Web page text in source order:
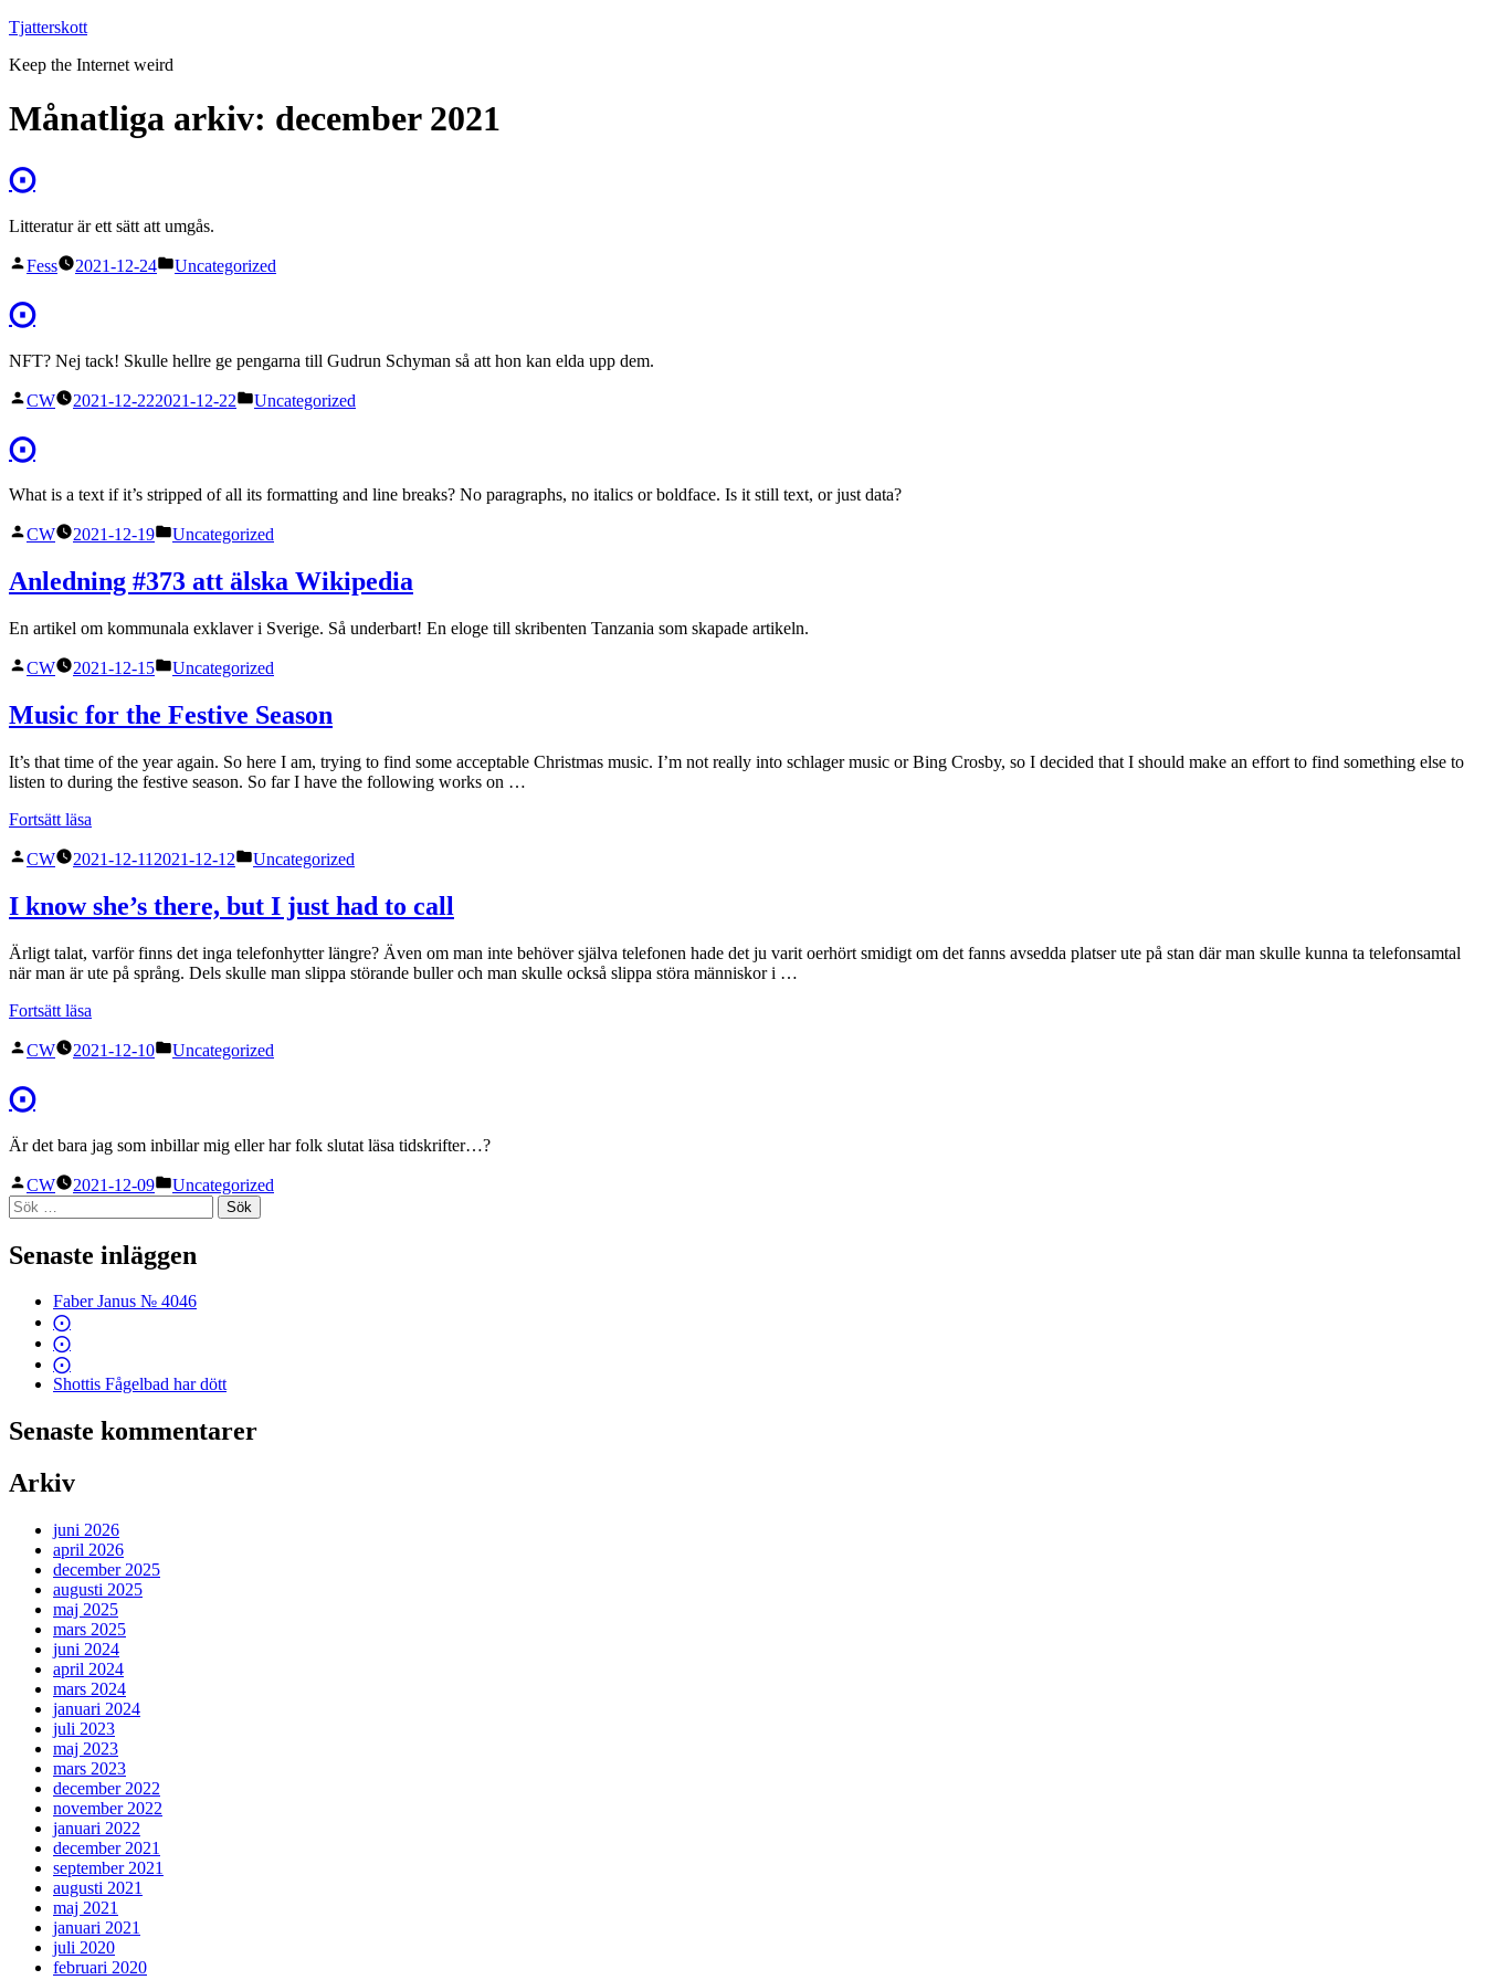
Hoppa
innehåll
Tjatterskott
Keep the Internet weird
Månatliga arkiv: december 2021
⨀
Litteratur är ett sätt att umgås.
Publicerat
Fess 2021-12-24
Publicerat
Uncategorized
⨀
NFT? Nej tack! Skulle hellre ge pengarna till Gudrun Schyman så att hon kan elda upp dem.
Publicerat
CW 2021-12-222021-12-22
Publicerat
Uncategorized
⨀
What is a text if it’s stripped of all its formatting and line breaks? No paragraphs, no italics or boldface. Is it still text, or just data?
Publicerat
CW 2021-12-19
Publicerat
Uncategorized
Anledning #373 att älska Wikipedia
En artikel om kommunala exklaver i Sverige. Så underbart! En eloge till skribenten Tanzania som skapade artikeln.
Publicerat
CW 2021-12-15
Publicerat
Uncategorized
Music for the Festive Season
It’s that time of the year again. So here I am, trying to find some acceptable Christmas music. I’m not really into schlager music or Bing Crosby, so I decided that I should make an effort to find something else to
listen to during the festive season. So far I have the following works on …
Fortsätt läsa
the
Season”
Publicerat
CW 2021-12-11 2021-12-12
Publicerat
Uncategorized
I know she’s there, but I just had to call
Ärligt talat, varför finns det inga telefonhytter längre? Även om man inte behöver själva telefonen hade det ju varit oerhört smidigt om det fanns avsedda platser ute på stan där man skulle kunna ta telefonsamtal
när man är ute på språng. Dels skulle man slippa störande buller och man skulle också slippa störa människor i …
Fortsätt läsa
she’s
had
call”
Publicerat
CW 2021-12-10
Publicerat
Uncategorized
⨀
Är det bara jag som inbillar mig eller har folk slutat läsa tidskrifter…?
Publicerat
av
CW 2021-12-09
Publicerat
i
Uncategorized
Sök
efter:
Senaste inläggen
Faber Janus № 4046
⨀
⨀
⨀
Shottis Fågelbad har dött
Senaste kommentarer
Arkiv
juni 2026
april 2026
december 2025
augusti 2025
maj 2025
mars 2025
juni 2024
april 2024
mars 2024
januari 2024
juli 2023
maj 2023
mars 2023
december 2022
november 2022
januari 2022
december 2021
september 2021
augusti 2021
maj 2021
januari 2021
juli 2020
februari 2020